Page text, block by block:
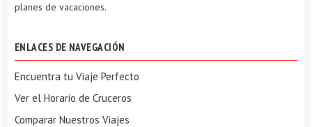
planes de vacaciones.
ENLACES DE NAVEGACIÓN
Encuentra tu Viaje Perfecto
Ver el Horario de Cruceros
Comparar Nuestros Viajes